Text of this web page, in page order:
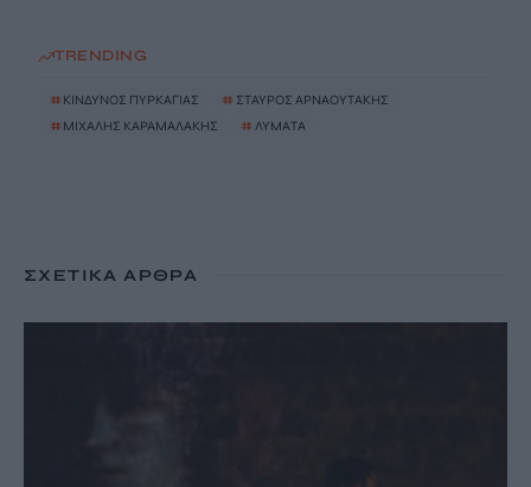
TRENDING
# ΚΙΝΔΥΝΟΣ ΠΥΡΚΑΓΙΑΣ # ΣΤΑΥΡΟΣ ΑΡΝΑΟΥΤΑΚΗΣ
# ΜΙΧΑΛΗΣ ΚΑΡΑΜΑΛΑΚΗΣ # ΛΥΜΑΤΑ
ΣΧΕΤΙΚΆ ΆΡΘΡΑ